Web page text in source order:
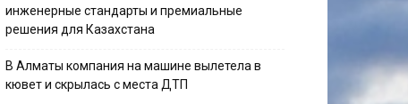
инженерные стандарты и премиальные
решения для Казахстана
В Алматы компания на машине вылетела в
кювет и скрылась с места ДТП